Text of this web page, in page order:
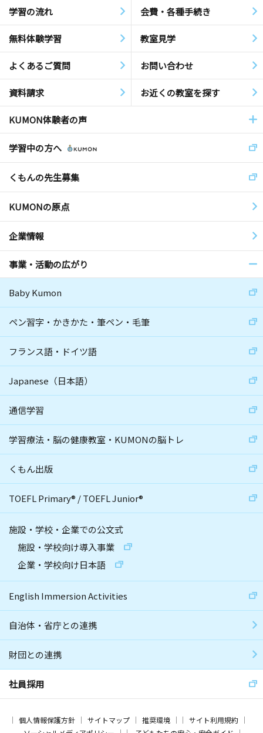
学習の流れ 会費・各種手続き
無料体験学習 教室見学
よくあるご質問 お問い合わせ
資料請求 お近くの教室を探す
KUMON体験者の声
学習中の方へ
くもんの先生募集
KUMONの原点
企業情報
事業・活動の広がり
Baby Kumon
ペン習字・かきかた・筆ペン・毛筆
フランス語・ドイツ語
Japanese（日本語）
通信学習
学習療法・脳の健康教室・KUMONの脳トレ
くもん出版
TOEFL Primary® /TOEFL Junior®
施設・学校・企業での公文式
施設・学校向け導入事業
企業・学校向け日本語
English Immersion Activities
自治体・省庁との連携
財団との連携
社員採用
個人情報保護方針 サイトマップ 推奨環境
サイト利用規約